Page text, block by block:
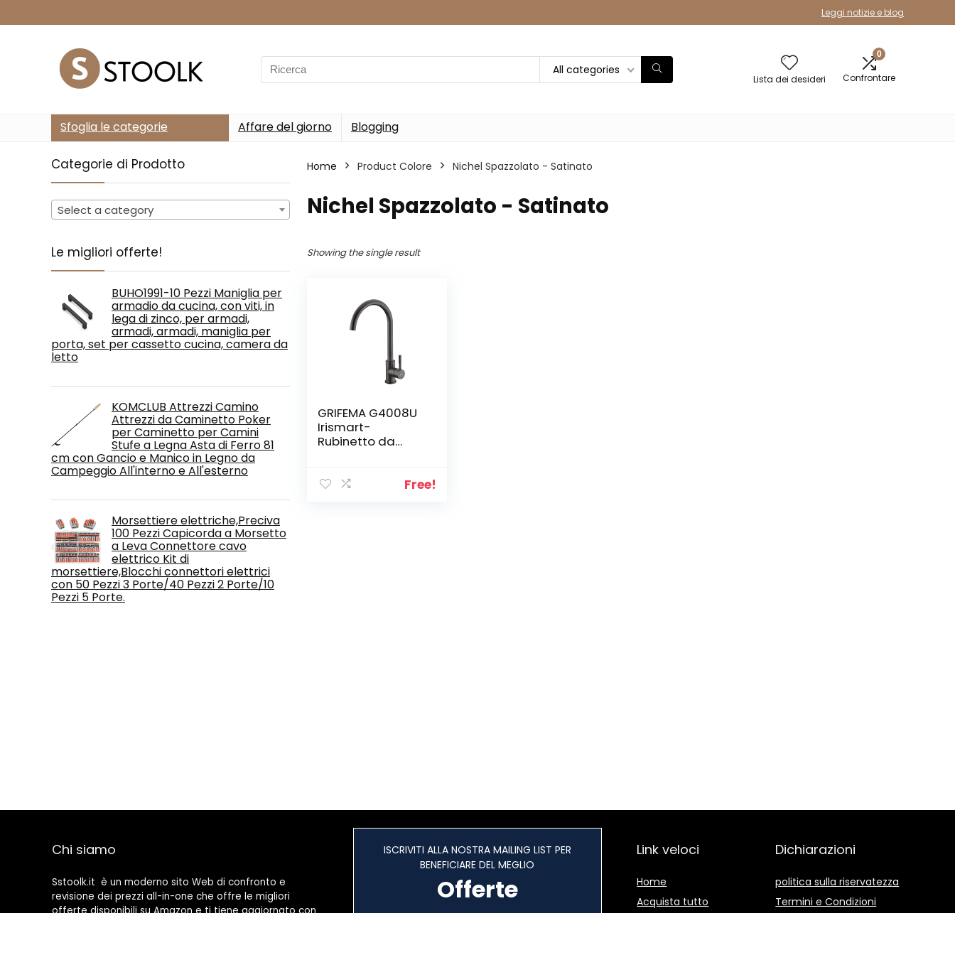
Leggi notizie e blog
Search
for:
All categories
Lista dei desideri
0
Confrontare
Sfoglia le categorie Affare del giorno Blogging
Categorie di Prodotto
Select a category
Le migliori offerte!
BUHO1991-10 Pezzi Maniglia per
armadio da cucina, con viti, in
lega di zinco, per armadi,
armadi, armadi, maniglia per
porta, set per cassetto cucina, camera da
letto
KOMCLUB Attrezzi Camino
Attrezzi da Caminetto Poker
per Caminetto per Camini
Stufe a Legna Asta di Ferro 81
cm con Gancio e Manico in Legno da
Campeggio All'interno e All'esterno
Morsettiere elettriche,Preciva
100 Pezzi Capicorda a Morsetto
a Leva Connettore cavo
elettrico Kit di
morsettiere,Blocchi connettori elettrici
con 50 Pezzi 3 Porte/40 Pezzi 2 Porte/10
Pezzi 5 Porte.
Home Product Colore Nichel Spazzolato - Satinato
Nichel Spazzolato - Satinato
Showing the single result
GRIFEMA G4008U
Irismart-
Rubinetto da
MonocomandoFree!
Chi siamo
Sstoolk.it è un moderno sito Web di confronto e
revisione dei prezzi all-in-one che offre le migliori
offerte disponibili su Amazon e ti tiene aggiornato con
ISCRIVITI ALLA NOSTRA MAILING LIST PER
BENEFICIARE DEL MEGLIO
Offerte
Link veloci
Home
Acquista tutto
Dichiarazioni
politica sulla riservatezza
Termini e Condizioni